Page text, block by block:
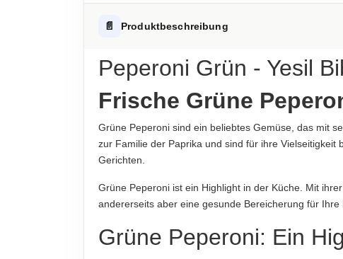
-davon gesättigte Fettsäuren
-davon Zucker
Eiweiß
Salz
ALLERGENHINWEISE
AUFBEWAHRUNGSHINWEIS
Türkei
HINWEIS
verbindlich. Das Produktdesign kann von der
250g
📄 Produktbeschreibung
Peperoni Grün - Yesil
Frische Grüne
Grüne Peperoni sind ein beliebtes Gemüse, das mit
zur Familie der Paprika und sind für ihre
Gerichten.
Grüne Peperoni ist ein Highlight in der Küche. Mit
andererseits aber eine gesunde Bereicherung für Ihre
Grüne Peperoni: Ein